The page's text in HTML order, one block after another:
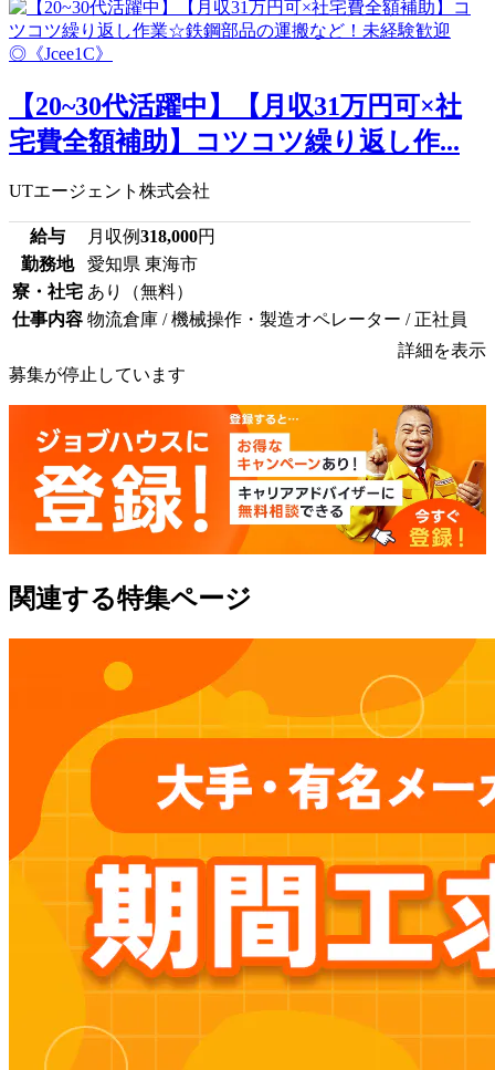
【20~30代活躍中】【月収31万円可×社
宅費全額補助】コツコツ繰り返し作...
UTエージェント株式会社
給与 月収例318,000円
勤務地
愛知県 東海市
寮・社宅 あり（無料）
仕事内容 物流倉庫 / 機械操作・製造オペレーター / 正社員
詳細を表示
募集が停止しています
関連する特集ページ